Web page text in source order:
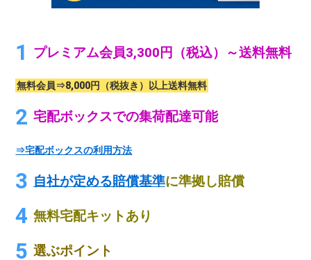
プレミアム会員3,300円（税込）～送料無料
無料会員⇒8,000円（税抜き）以上送料無料
宅配ボックスでの集荷配達可能
⇒宅配ボックスの利用方法
自社が定める賠償基準に準拠し賠償
無料宅配キットあり
選ぶポイント